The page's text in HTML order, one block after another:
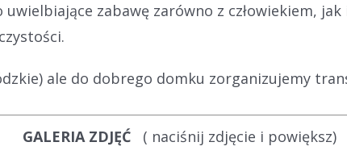
zabawę zarówno z człowiekiem,
ale do dobrego domku zorganizujemy
GALERIA ZDJĘĆ ( naciśnij zdjęcie i powiększ)